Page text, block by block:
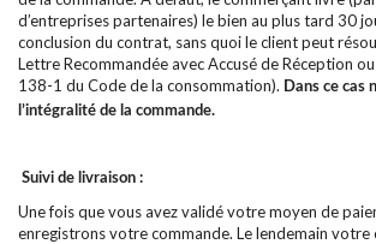
d’entreprises partenaires) le bien au plus tard 30
conclusion du contrat, sans quoi le client peut
Lettre Recommandée avec Accusé de Réception
138-1 du Code de la consommation). Dans ce cas
l’intégralité de la commande.
Suivi de livraison :
Une fois que vous avez validé votre moyen de
enregistrons votre commande. Le lendemain votre